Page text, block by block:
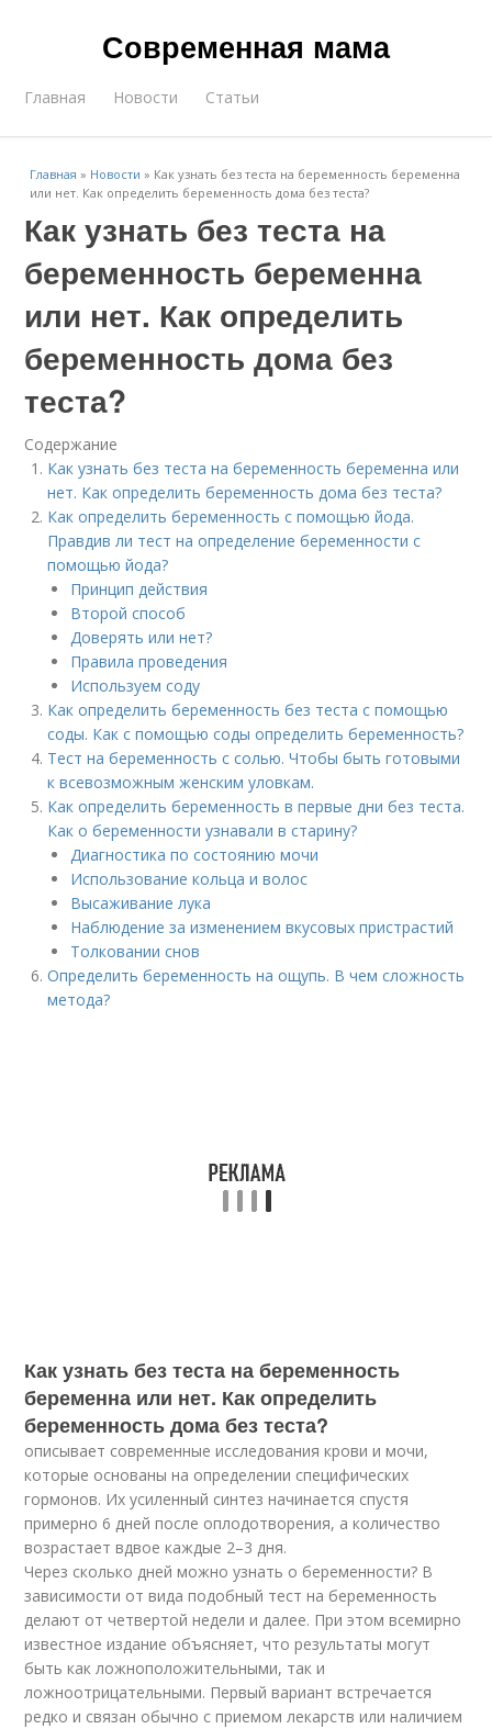
Современная мама
Главная Новости Статьи
Главная » Новости » Как узнать без теста на беременность беременна
или нет. Как определить беременность дома без теста?
Как узнать без теста на
беременность беременна
или нет. Как определить
беременность дома без
теста?
Содержание
Как узнать без теста на беременность беременна или
нет. Как определить беременность дома без теста?
Как определить беременность с помощью йода.
Правдив ли тест на определение беременности с
помощью йода?
Принцип действия
Второй способ
Доверять или нет?
Правила проведения
Используем соду
Как определить беременность без теста с помощью
соды. Как с помощью соды определить беременность?
Тест на беременность с солью. Чтобы быть готовыми
к всевозможным женским уловкам.
Как определить беременность в первые дни без теста.
Как о беременности узнавали в старину?
Диагностика по состоянию мочи
Использование кольца и волос
Высаживание лука
Наблюдение за изменением вкусовых пристрастий
Толковании снов
Определить беременность на ощупь. В чем сложность
метода?
Как узнать без теста на беременность
беременна или нет. Как определить
беременность дома без теста?
описывает современные исследования крови и мочи,
которые основаны на определении специфических
гормонов. Их усиленный синтез начинается спустя
примерно 6 дней после оплодотворения, а количество
возрастает вдвое каждые 2–3 дня.
Через сколько дней можно узнать о беременности? В
зависимости от вида подобный тест на беременность
делают от четвертой недели и далее. При этом всемирно
известное издание объясняет, что результаты могут
быть как ложноположительными, так и
ложноотрицательными. Первый вариант встречается
редко и связан обычно с приемом лекарств или наличием